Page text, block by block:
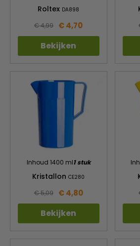
Roltex DA898
€ 4,99 € 4,70
Bekijken
Inhoud 1400 ml1 stuk
KristallonCE280
€ 5,09 € 4,80
Bekijken